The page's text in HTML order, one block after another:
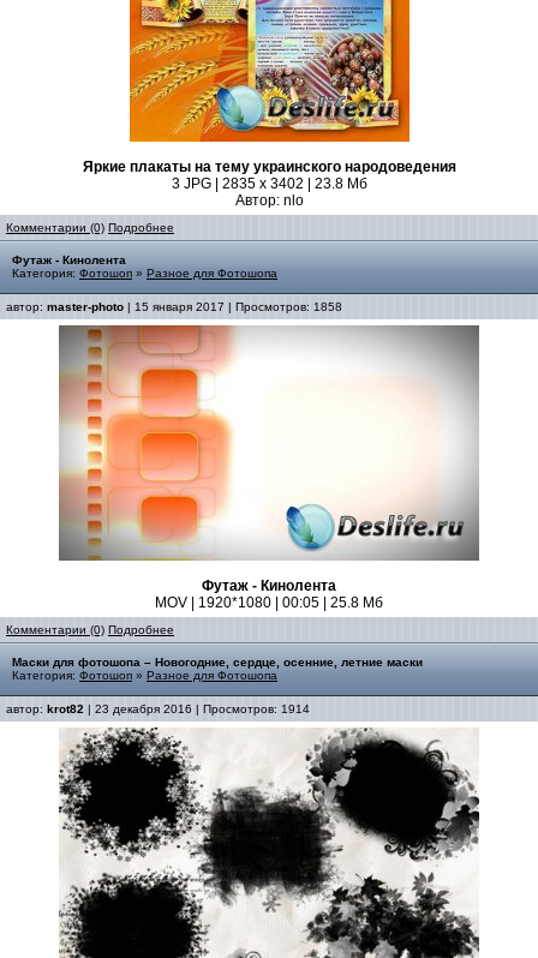
Яркие плакаты на тему украинского народоведения
3 JPG | 2835 x 3402 | 23.8 Мб
Автор: nlo
Комментарии (0) Подробнее
Футаж - Кинолента
Категория: Фотошоп » Разное для Фотошопа
автор: master-photo | 15 января 2017 | Просмотров: 1858
Футаж - Кинолента
MOV | 1920*1080 | 00:05 | 25.8 Мб
Комментарии (0) Подробнее
Маски для фотошопа – Новогодние, сердце, осенние, летние маски
Категория: Фотошоп » Разное для Фотошопа
автор: krot82 | 23 декабря 2016 | Просмотров: 1914